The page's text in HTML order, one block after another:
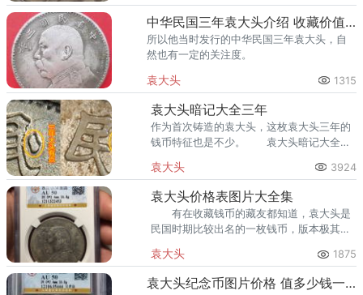
中华民国三年袁大头介绍 收藏价值如何
所以他当时发行的中华民国三年袁大头，自
然也有一定的关注度。
袁大头 1315
袁大头暗记大全三年
作为首次铸造的袁大头，这枚袁大头三年的
钱币特征也是不少。 袁大头暗记大全三
先来看“民”这个字。
袁大头 3924
袁大头价格表图片大全集
有在收藏钱币的藏友都知道，袁大头是
民国时期比较出名的一枚钱币，版本极其
多的藏友的喜爱和欢迎。
袁大头 1875
袁大头纪念币图片价格 值多少钱一个